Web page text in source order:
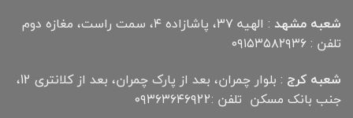
شعبه مشهد
: الهیه ۳۷، پاشازاده ۴، سمت راست، مغازه دوم
تلفن : ۰۹۱۵۳۵۸۲۹۳۶
شعبه کرج
: بلوار چمران، بعد از پارک چمران، بعد از کلانتری 12،
جنب بانک مسکن تلفن :۰۹۳۶۳۶۴۶۹22